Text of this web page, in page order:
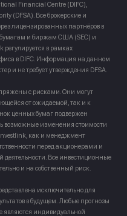
Financial Centre (DIFC),
(DFSA). Все брокерские и
лицензированных партнёров в
и биржам США (SEC) и
регулируется в рамках
в DIFC. Информация на данном
и не требует утверждения DFSA.
с рисками. Они могут
от ожидаемой, так и к
ценных бумаг подвержен
возможные изменения стоимости
как и менеджмент
перед акционерами и
деятельности. Все инвестиционные
и на собственный риск.
исключительно для
в будущем. Любые прогнозы
являются индивидуальной